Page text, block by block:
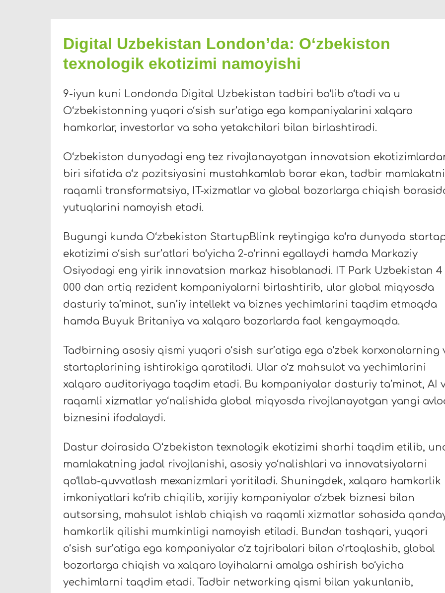
Digital Uzbekistan London’da: O‘zbekiston
texnologik ekotizimi namoyishi
9-iyun kuni Londonda Digital Uzbekistan tadbiri bo‘lib o‘tadi va u
O‘zbekistonning yuqori o‘sish sur’atiga ega kompaniyalarini xalqaro
hamkorlar, investorlar va soha yetakchilari bilan birlashtiradi.
O‘zbekiston dunyodagi eng tez rivojlanayotgan innovatsion
biri sifatida o‘z pozitsiyasini mustahkamlab borar ekan, tadbir
raqamli transformatsiya, IT-xizmatlar va global bozorlarga chiqish
yutuqlarini namoyish etadi.
Bugungi kunda O‘zbekiston StartupBlink reytingiga ko‘ra dunyoda
ekotizimi o‘sish sur’atlari bo‘yicha 2-o‘rinni egallaydi hamda Markaziy
Osiyodagi eng yirik innovatsion markaz hisoblanadi. IT Park Uzbekistan 4
000 dan ortiq rezident kompaniyalarni birlashtirib, ular global miqyosda
dasturiy ta’minot, sun’iy intellekt va biznes yechimlarini taqdim etmoqda
hamda Buyuk Britaniya va xalqaro bozorlarda faol kengaymoqda.
Tadbirning asosiy qismi yuqori o‘sish sur’atiga ega o‘zbek korxonalarning
startaplarining ishtirokiga qaratiladi. Ular o‘z mahsulot va yechimlarini
xalqaro auditoriyaga taqdim etadi. Bu kompaniyalar dasturiy ta’minot, AI
raqamli xizmatlar yo‘nalishida global miqyosda rivojlanayotgan yangi
biznesini ifodalaydi.
Dastur doirasida O‘zbekiston texnologik ekotizimi sharhi taqdim etilib,
mamlakatning jadal rivojlanishi, asosiy yo‘nalishlari va innovatsiyalarni
qo‘llab-quvvatlash mexanizmlari yoritiladi. Shuningdek, xalqaro hamkorlik
imkoniyatlari ko‘rib chiqilib, xorijiy kompaniyalar o‘zbek biznesi bilan
autsorsing, mahsulot ishlab chiqish va raqamli xizmatlar sohasida
hamkorlik qilishi mumkinligi namoyish etiladi. Bundan tashqari, yuqori
o‘sish sur’atiga ega kompaniyalar o‘z tajribalari bilan o‘rtoqlashib, global
bozorlarga chiqish va xalqaro loyihalarni amalga oshirish bo‘yicha
yechimlarni taqdim etadi. Tadbir networking qismi bilan yakunlanib,